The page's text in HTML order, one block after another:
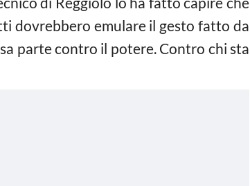
dovrebbero emulare il gesto fatto da
parte contro il potere. Contro chi sta